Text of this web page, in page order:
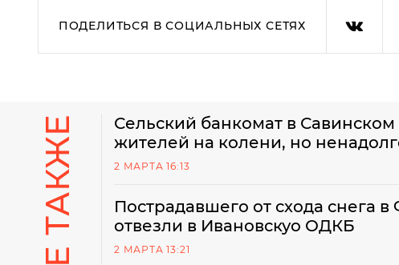
ПОДЕЛИТЬСЯ В СОЦИАЛЬНЫХ СЕТЯХ
Сельский банкомат в
жителей на колени, но
2 МАРТА 16:13
Пострадавшего от схода снега
отвезли в Ивановскуо ОДКБ
2 МАРТА 13:21